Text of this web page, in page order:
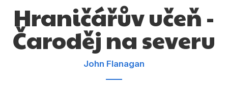
Jazyky
Kalendáře
Hraničářův učeň -
Čaroděj na severu
John Flanagan